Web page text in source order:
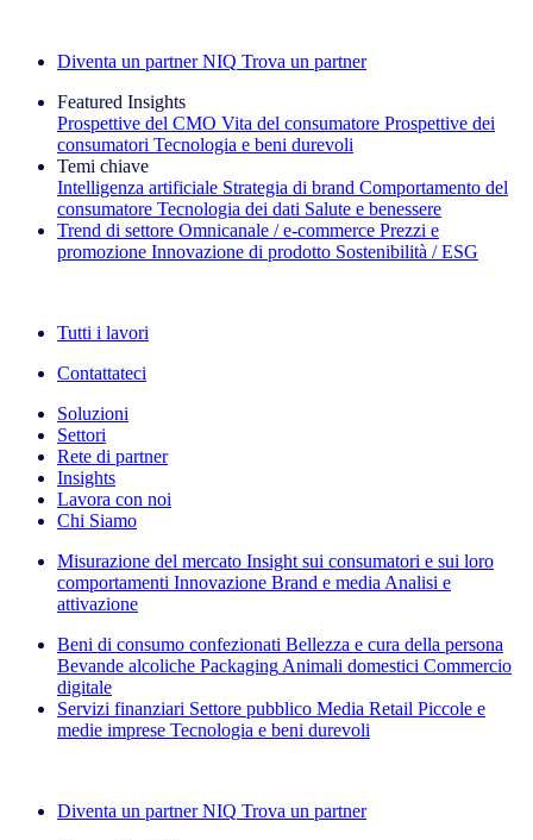
Diventa un partner NIQ Trova un partner
Featured Insights
Prospettive del CMO Vita del consumatore Prospettive dei
consumatori Tecnologia e beni durevoli
Temi chiave
Intelligenza artificiale Strategia di brand Comportamento del
consumatore Tecnologia dei dati Salute e benessere
Trend di settore Omnicanale / e‑commerce Prezzi e
promozione Innovazione di prodotto Sostenibilità / ESG
Tutti i lavori
Contattateci
Soluzioni
Settori
Rete di partner
Insights
Lavora con noi
Chi Siamo
Misurazione del mercato Insight sui consumatori e sui loro
comportamenti Innovazione Brand e media Analisi e
attivazione
Beni di consumo confezionati Bellezza e cura della persona
Bevande alcoliche Packaging Animali domestici Commercio
digitale
Servizi finanziari Settore pubblico Media Retail Piccole e
medie imprese Tecnologia e beni durevoli
Diventa un partner NIQ Trova un partner